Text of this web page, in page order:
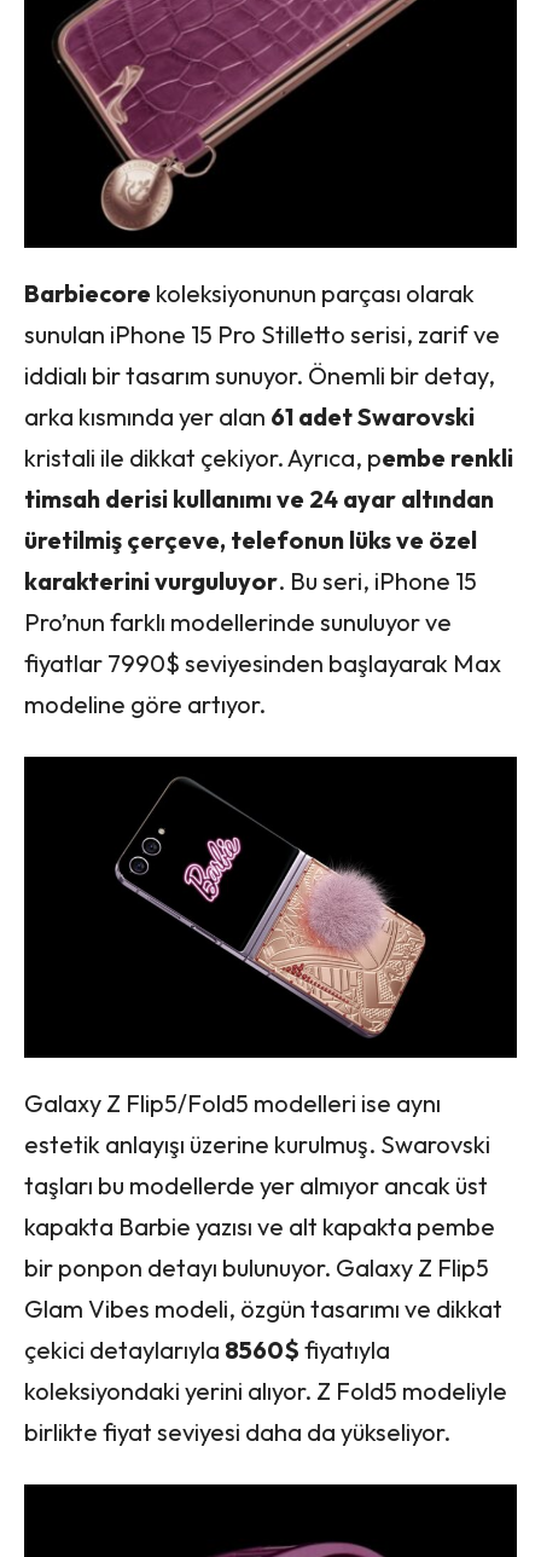
Barbiecore koleksiyonunun parçası olarak
sunulan iPhone 15 Pro Stilletto serisi, zarif ve
iddialı bir tasarım sunuyor. Önemli bir detay,
arka kısmında yer alan 61 adet Swarovski
kristali ile dikkat çekiyor. Ayrıca, pembe renkli
timsah derisi kullanımı ve 24 ayar altından
üretilmiş çerçeve, telefonun lüks ve özel
karakterini vurguluyor. Bu seri, iPhone 15
Pro’nun farklı modellerinde sunuluyor ve
fiyatlar 7990$ seviyesinden başlayarak Max
modeline göre artıyor.
Galaxy Z Flip5/Fold5 modelleri ise aynı
estetik anlayışı üzerine kurulmuş. Swarovski
taşları bu modellerde yer almıyor ancak üst
kapakta Barbie yazısı ve alt kapakta pembe
bir ponpon detayı bulunuyor. Galaxy Z Flip5
Glam Vibes modeli, özgün tasarımı ve dikkat
çekici detaylarıyla 8560$ fiyatıyla
koleksiyondaki yerini alıyor. Z Fold5 modeliyle
birlikte fiyat seviyesi daha da yükseliyor.